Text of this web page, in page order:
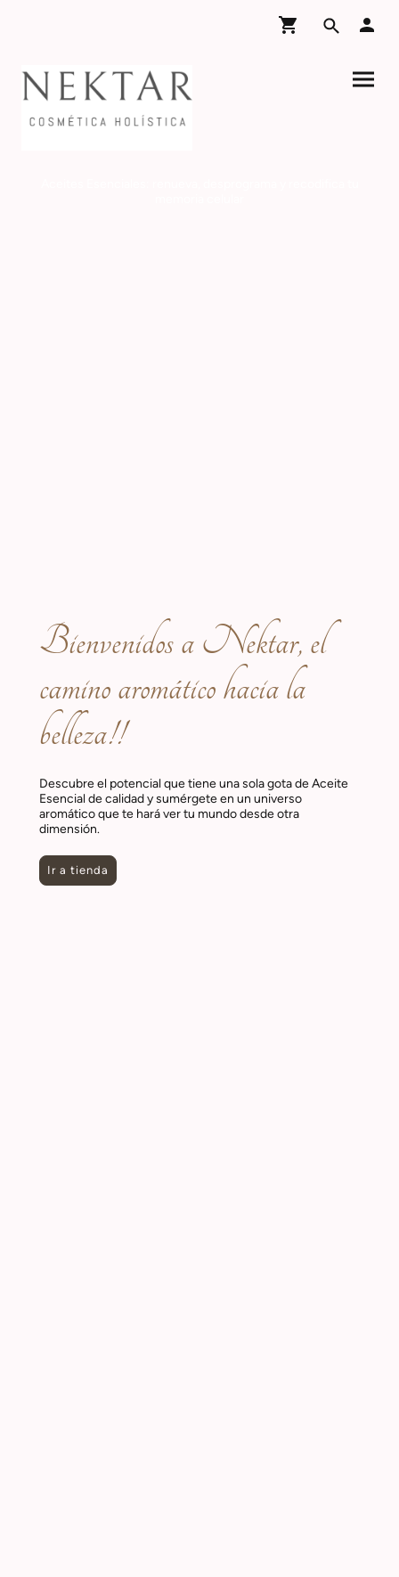
Bienvenidos a Nektar, el
camino aromático hacia la
belleza!!
Descubre el potencial que tiene una sola gota de Aceite
Esencial de calidad y sumérgete en un universo
aromático que te hará ver tu mundo desde otra
dimensión.
Ir a tienda